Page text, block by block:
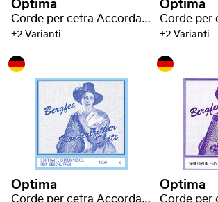
Optima
Corde per cetra Accordatura Bavarese
+2 Varianti
Optima
+2 Varianti
Optima
Corde per cetra Accordatura Bavarese
Optima